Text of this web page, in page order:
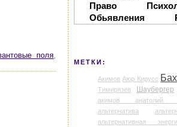
поля,
Право
Обьявления
МЕТКИ:
Акимов Аюр Кирусс
Тимирязев
Шаубергер
акимов анатолий
альтернатива
альтернативная